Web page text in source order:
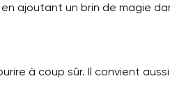
ajoutant un brin de magie
à coup sûr. Il convient